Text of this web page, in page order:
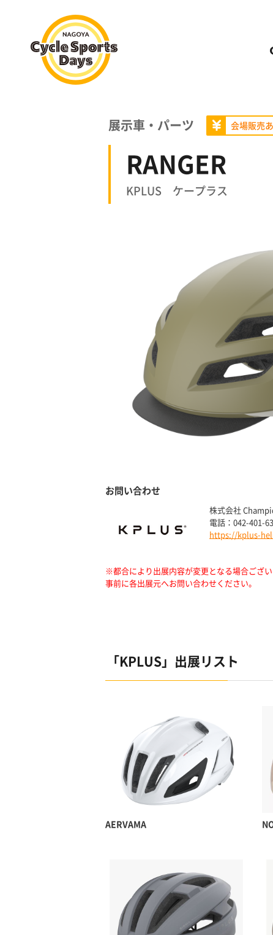
名古屋サイクルスポーツデイズ
RANGER
KPLUS ケープラス
展示車・パーツ 会場販売
お問い合わせ
株式会社
電話：042-401-
https://kplus-
※都合により出展内容が変更となる場合ござい
事前に各出展元へお問い合わせください。
「KPLUS」出展リスト
AERVAMA